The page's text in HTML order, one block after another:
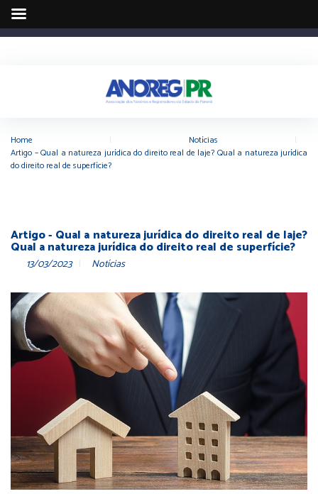
Home Notícias
Artigo – Qual a natureza jurídica do direito real de laje? Qual a natureza jurídica
do direito real de superfície?
Artigo - Qual a natureza jurídica do direito real de laje?
Qual a natureza jurídica do direito real de superfície?
13/03/2023 Notícias